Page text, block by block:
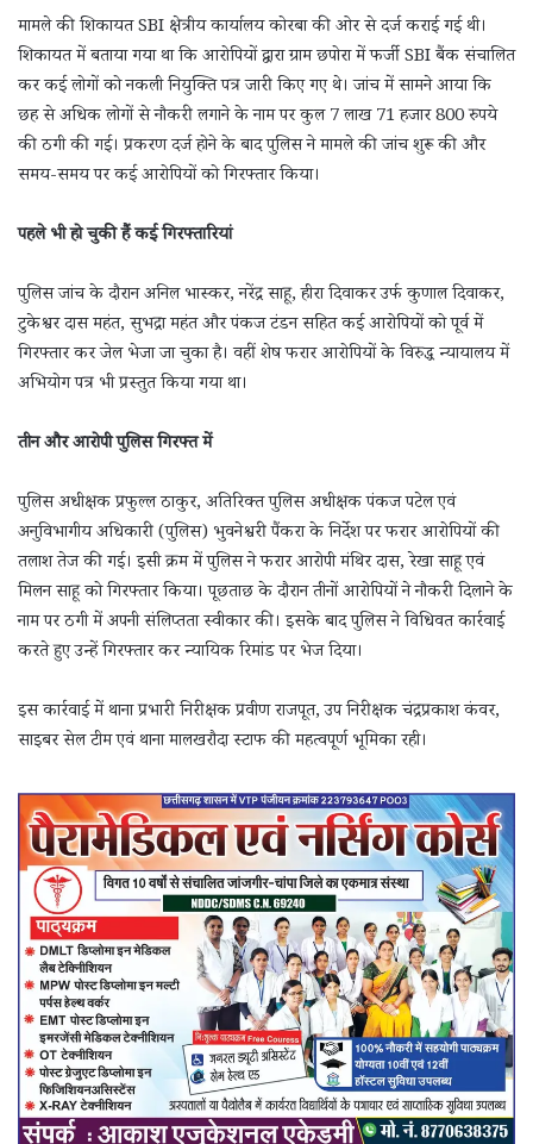
मामले की शिकायत SBI क्षेत्रीय कार्यालय कोरबा की ओर से दर्ज कराई गई थी।
शिकायत में बताया गया था कि आरोपियों द्वारा ग्राम छपोरा में फर्जी SBI बैंक संचालित
कर कई लोगों को नकली नियुक्ति पत्र जारी किए गए थे। जांच में सामने आया कि
छह से अधिक लोगों से नौकरी लगाने के नाम पर कुल 7 लाख 71 हजार 800 रुपये
की ठगी की गई। प्रकरण दर्ज होने के बाद पुलिस ने मामले की जांच शुरू की और
समय-समय पर कई आरोपियों को गिरफ्तार किया।
पहले भी हो चुकी हैं कई गिरफ्तारियां
पुलिस जांच के दौरान अनिल भास्कर, नरेंद्र साहू, हीरा दिवाकर उर्फ कुणाल दिवाकर,
टुकेश्वर दास महंत, सुभद्रा महंत और पंकज टंडन सहित कई आरोपियों को पूर्व में
गिरफ्तार कर जेल भेजा जा चुका है। वहीं शेष फरार आरोपियों के विरुद्ध न्यायालय में
अभियोग पत्र भी प्रस्तुत किया गया था।
तीन और आरोपी पुलिस गिरफ्त में
पुलिस अधीक्षक प्रफुल्ल ठाकुर, अतिरिक्त पुलिस अधीक्षक पंकज पटेल एवं
अनुविभागीय अधिकारी (पुलिस) भुवनेश्वरी पैंकरा के निर्देश पर फरार आरोपियों की
तलाश तेज की गई। इसी क्रम में पुलिस ने फरार आरोपी मंथिर दास, रेखा साहू एवं
मिलन साहू को गिरफ्तार किया। पूछताछ के दौरान तीनों आरोपियों ने नौकरी दिलाने के
नाम पर ठगी में अपनी संलिप्तता स्वीकार की। इसके बाद पुलिस ने विधिवत कार्रवाई
करते हुए उन्हें गिरफ्तार कर न्यायिक रिमांड पर भेज दिया।
इस कार्रवाई में थाना प्रभारी निरीक्षक प्रवीण राजपूत, उप निरीक्षक चंद्रप्रकाश कंवर,
साइबर सेल टीम एवं थाना मालखरौदा स्टाफ की महत्वपूर्ण भूमिका रही।